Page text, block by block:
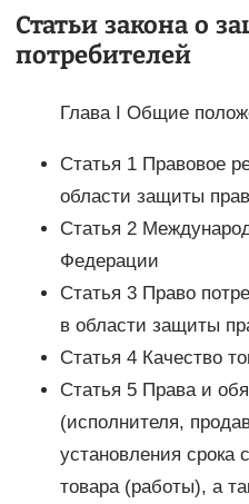
Статьи закона о
потребителей
Глава I Общие
Статья 1 Правовое
области защиты
Статья 2
Федерации
Статья 3 Право
в области защиты
Статья 4 Качество
Статья 5 Права и
(исполнителя,
установления срока
товара (работы), а